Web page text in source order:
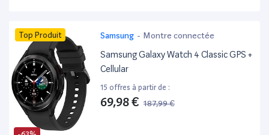
Top Produit Samsung - Montre connectée
Samsung Galaxy Watch 4 Classic GPS +
Cellular
15 offres à partir de :
69,98 € 187,99 €